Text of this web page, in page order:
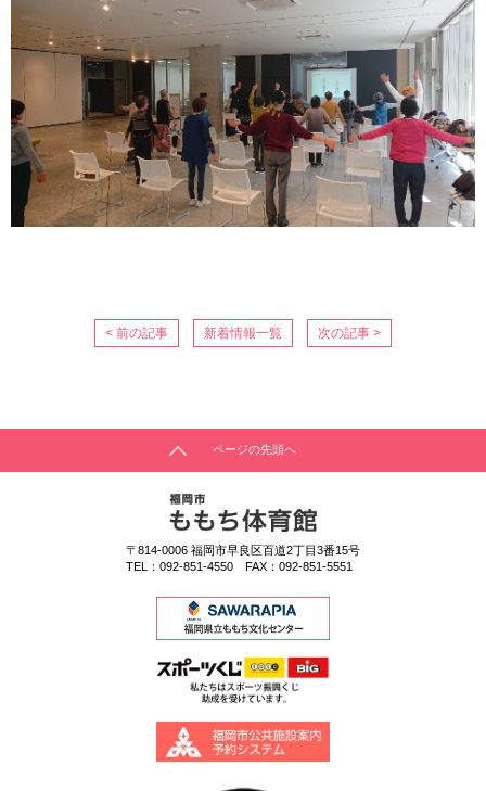
< 前の記事 新着情報一覧 次の記事 >
ページの先頭へ
〒814-0006 福岡市早良区百道2丁目3番15号
TEL： 092-851-4550 FAX：092-851-5551